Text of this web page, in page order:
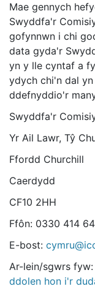
Mae gennych
Swyddfa'r
gofynnwn i chi
data gyda'r
yn y lle cyntaf a
ydych chi'n dal
ddefnyddio'r
Swyddfa'r
Yr Ail Lawr, Tŷ
Ffordd Churchill
Caerdydd
CF10 2HH
Ffôn: 0330 414
E-bost:
Ar-lein/sgwrs fyw:
ddolen hon i'r